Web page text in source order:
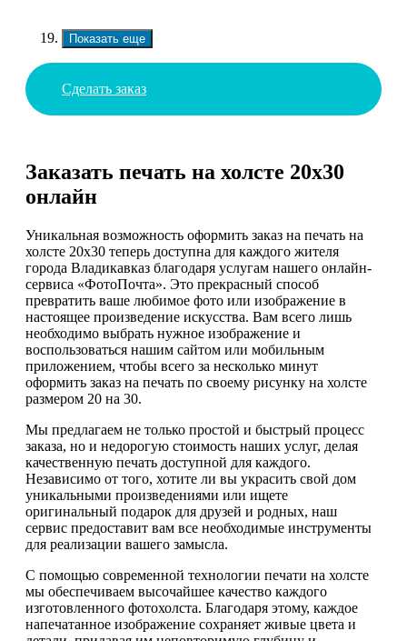
Показать еще
Сделать заказ
Заказать печать на холсте 20х30
онлайн
Уникальная возможность оформить заказ на печать на
холсте 20х30 теперь доступна для каждого жителя
города Владикавказ благодаря услугам нашего онлайн-
сервиса «ФотоПочта». Это прекрасный способ
превратить ваше любимое фото или изображение в
настоящее произведение искусства. Вам всего лишь
необходимо выбрать нужное изображение и
воспользоваться нашим сайтом или мобильным
приложением, чтобы всего за несколько минут
оформить заказ на печать по своему рисунку на холсте
размером 20 на 30.
Мы предлагаем не только простой и быстрый процесс
заказа, но и недорогую стоимость наших услуг, делая
качественную печать доступной для каждого.
Независимо от того, хотите ли вы украсить свой дом
уникальными произведениями или ищете
оригинальный подарок для друзей и родных, наш
сервис предоставит вам все необходимые инструменты
для реализации вашего замысла.
С помощью современной технологии печати на холсте
мы обеспечиваем высочайшее качество каждого
изготовленного фотохолста. Благодаря этому, каждое
напечатанное изображение сохраняет живые цвета и